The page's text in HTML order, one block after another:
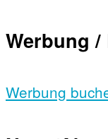
Werbung
Werbung